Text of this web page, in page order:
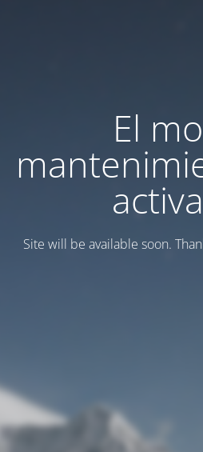
El
Site will be available soon.